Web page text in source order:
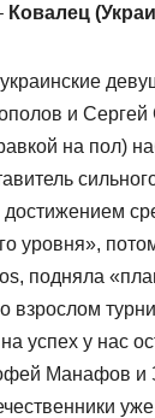
Ковалец
и Сергей
на пол)
уровня»,
подняла
взрослом
успех у нас
Манафов и